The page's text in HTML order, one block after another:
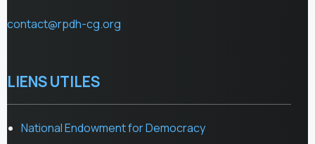
contact@rpdh-cg.org
LIENS UTILES
National Endowment for Democracy